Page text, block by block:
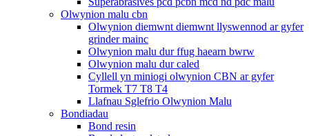
Olwynion malu cbn
Olwynion diemwnt diemwnt llyswennod ar gyfer
grinder mainc
Olwynion malu dur ffug haearn bwrw
Olwynion malu dur caled
Cyllell yn miniogi olwynion CBN ar gyfer
Tormek T7 T8 T4
Llafnau Sglefrio Olwynion Malu
Bondiadau
Bond resin